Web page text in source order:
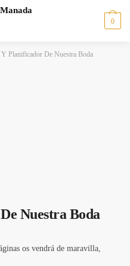
0
Planificador De Nuestra Boda
Nuestra Boda
os vendrá de maravilla,